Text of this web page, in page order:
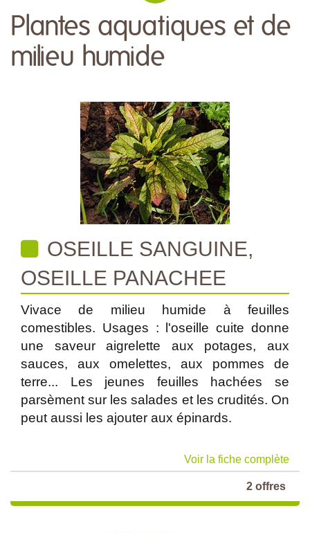
Plantes aquatiques et de
milieu humide
OSEILLE SANGUINE,
OSEILLE PANACHEE
Vivace de milieu humide à feuilles
comestibles. Usages : l'oseille cuite donne
une saveur aigrelette aux potages, aux
sauces, aux omelettes, aux pommes de
terre... Les jeunes feuilles hachées se
parsèment sur les salades et les crudités. On
peut aussi les ajouter aux épinards.
Voir la fiche complète
2 offres